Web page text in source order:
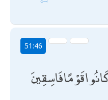
51:46
قَوْمًا فَاسِقِينَ